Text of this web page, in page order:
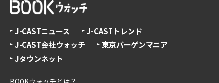
J-CASTニュース
J-CASTトレンド
J-CAST会社ウォッチ
東京バーゲンマニア
Jタウンネット